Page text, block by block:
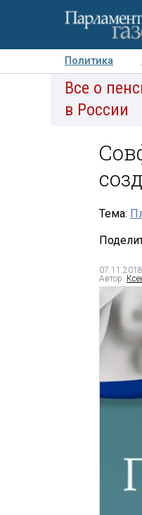
Политика
Авторы
Все о
в России
Тема:
Автор: